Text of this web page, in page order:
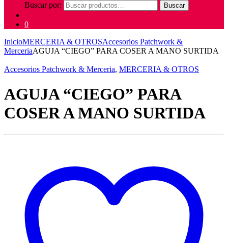
Buscar por:
Buscar
0
InicioMERCERIA & OTROSAccesorios Patchwork &
MerceriaAGUJA “CIEGO” PARA COSER A MANO SURTIDA
Accesorios Patchwork & Merceria, MERCERIA & OTROS
AGUJA “CIEGO” PARA
COSER A MANO SURTIDA